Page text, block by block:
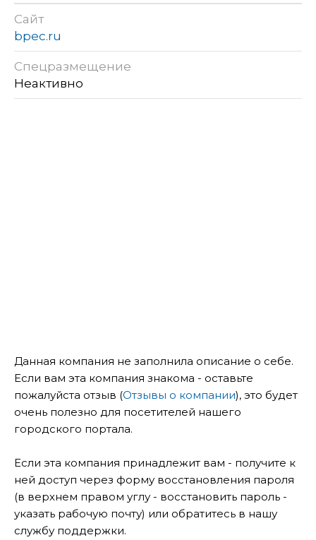
Сайт
bpec.ru
Спецразмещение
Неактивно
Данная компания не заполнила описание о себе.
Если вам эта компания знакома - оставьте
пожалуйста отзыв (Отзывы о компании), это будет
очень полезно для посетителей нашего
городского портала.
Если эта компания принадлежит вам - получите к
ней доступ через форму восстановления пароля
(в верхнем правом углу - восстановить пароль -
указать рабочую почту) или обратитесь в нашу
службу поддержки.